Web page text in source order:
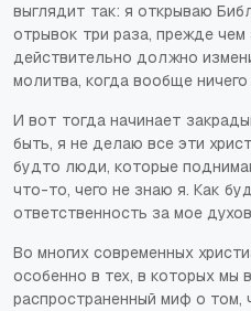
выглядит так: я открываю
отрывок три раза, прежде
действительно должно
молитва, когда вообще
И вот тогда начинает
быть, я не делаю все эти
будто люди, которые
что-то, чего не знаю я. Как
ответственность за мое
Во многих современных
особенно в тех, в которых мы
распространенный миф о том,